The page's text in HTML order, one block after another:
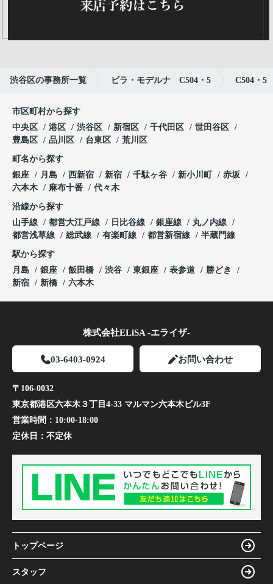
渋谷区の事務所一覧 ビラ・モデルナ C504・5 C504・5
市区町村から探す
中央区
港区 渋谷区 新宿区 千代田区
世田谷区
豊島区
品川区 台東区 荒川区
町名から探す
銀座
月島 西新宿 新宿 千駄ヶ谷 新小川町
赤坂
六本木
麻布十番 代々木
沿線から探す
山手線
都営大江戸線 日比谷線 銀座線
丸ノ内線
都営浅草線
総武線 有楽町線 都営新宿線 半蔵門線
駅から探す
月島
銀座 飯田橋 渋谷 東銀座 表参道
勝どき
新宿
新橋 六本木
株式会社ELiSA -エライザ-
03-6403-0924 お問い合わせ
〒106-0032
東京都港区六本木３丁目4-33 マルマン六本木ビル3F
営業時間： 10:00-18:00
定休日： 不定休
トップページ
スタッフ